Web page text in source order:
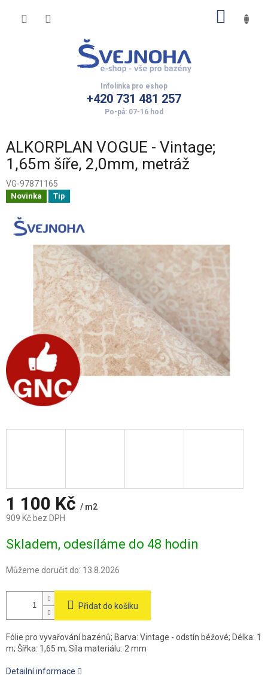
+420 731 481 257
ALKORPLAN VOGUE - Vintage;
1,65m šíře, 2,0mm, metráž
VG-97871165
Novinka Tip
1 100 Kč / m2
909 Kč bez DPH
cena:
Skladem, odesíláme do 48 hodin
Můžeme doručit do: 13.8.2026
Přidat do košíku
Fólie pro vyvařování bazénů; Barva: Vintage - odstín béžové; Délka: 1
m; Šířka: 1,65 m; Síla materiálu: 2 mm
Detailní informace